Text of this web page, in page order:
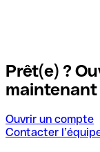
Prêt(e) ?
maintenant
Ouvrir un compte
Contacter